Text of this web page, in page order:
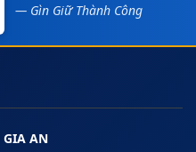
— Gìn Giữ Thành Công
GIA AN